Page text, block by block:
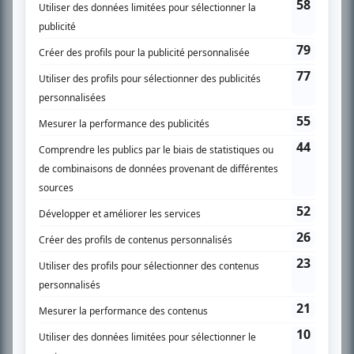
SUR LE RÉSEAU BIZZ MÉDIA
PLAN DU SITE
Accueil
Liste des oeuvres
Liste des comédiens
Recherche avancée
À propos
Nous contacter
Termes et conditions